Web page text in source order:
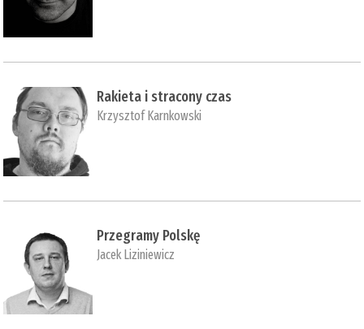
Rakieta i stracony czas
Krzysztof Karnkowski
Przegramy Polskę
Jacek Liziniewicz